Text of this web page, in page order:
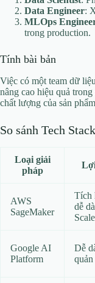
Data Engineer:
MLOps
trong production.
Tính bài bản
Việc có một team dữ
nâng cao hiệu quả
chất lượng của sản
So sánh Tech Stack
Loại giải
pháp
AWS
SageMaker
Tích
dễ
Scale
Google AI
Platform
Dễ